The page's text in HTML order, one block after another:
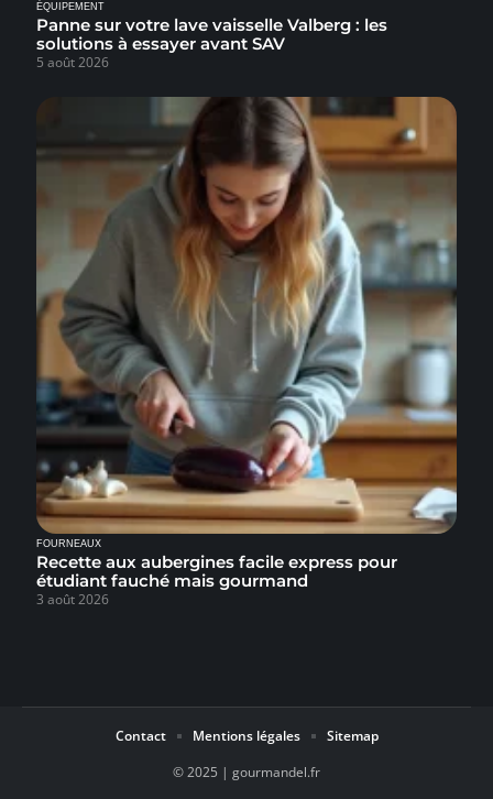
ÉQUIPEMENT
Panne sur votre lave vaisselle Valberg : les
solutions à essayer avant SAV
5 août 2026
FOURNEAUX
Recette aux aubergines facile express pour
étudiant fauché mais gourmand
3 août 2026
© 2025 | gourmandel.fr
Contact Mentions légales Sitemap